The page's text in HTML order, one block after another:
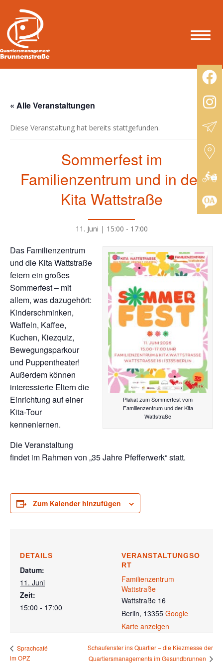
« Alle Veranstaltungen
Diese Veranstaltung hat bereits stattgefunden.
Sommerfest im
Familienzentrum und in der
Kita Wattstraße
11. Juni | 15:00 - 17:00
Plakat zum Sommerfest vom
Familienzentrum und der Kita
Wattstraße
Das Familienzentrum
und die Kita Wattstraße
feiern ein großes
Sommerfest – mit
allem, was dazugehört:
Kinderschminken,
Waffeln, Kaffee,
Kuchen, Kiezquiz,
Bewegungsparkour
und Puppentheater!
Außerdem können
interessierte Eltern die
Einrichtung auf einer
Kita-Tour
kennenlernen.
Die Veranstaltung
findet im Rahmen von „35 Jahre Pfefferwerk“ statt.
Zum Kalender hinzufügen
DETAILS
Datum:
11. Juni
Zeit:
15:00 - 17:00
VERANSTALTUNGSO
RT
Familienzentrum
Wattstraße
Wattstraße 16
Berlin, 13355 Google
Karte anzeigen
Sprachcafé
im OPZ
Schaufenster ins Quartier – die Kiezmesse der
Quartiersmanagements im Gesundbrunnen